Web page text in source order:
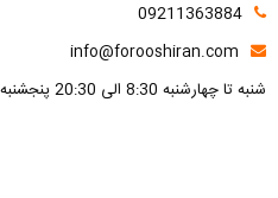
09211363884
info@forooshiran.com
شنبه تا چهارشنبه 8:30 الی 20:30 پنجشنبه 8:30 الی 12:30